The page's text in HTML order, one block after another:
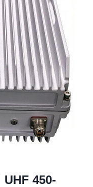
450-